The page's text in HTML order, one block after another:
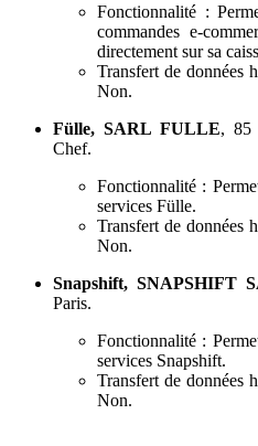
Fonctionnalité :
commandes e-
directement sur sa
Transfert de données
Non.
Fülle, SARL FULLE, 85
Chef.
Fonctionnalité :
services Fülle.
Transfert de données
Non.
Snapshift, SNAPSHIFT
Paris.
Fonctionnalité :
services Snapshift.
Transfert de données
Non.